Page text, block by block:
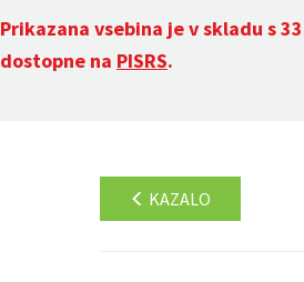
Prikazana vsebina je v skladu s
dostopne na PISRS.
KAZALO